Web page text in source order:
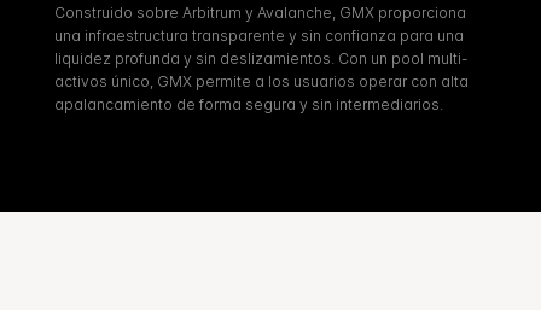
Construido sobre Arbitrum y Avalanche, GMX proporciona
una infraestructura transparente y sin confianza para una
liquidez profunda y sin deslizamientos. Con un pool multi-
activos único, GMX permite a los usuarios operar con alta
apalancamiento de forma segura y sin intermediarios.